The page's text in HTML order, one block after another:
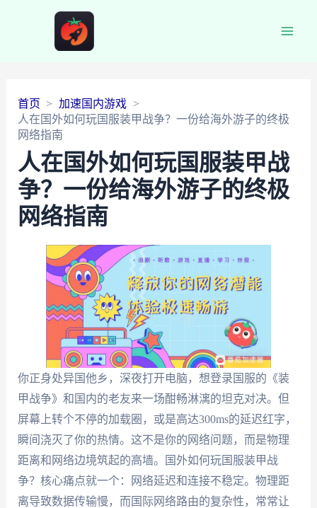
首页
加速国内游戏
人在国外如何玩国服装甲战争？一份给海外游子的终极
网络指南
人在国外如何玩国服装甲战
争？一份给海外游子的终极
网络指南
你正身处异国他乡，深夜打开电脑，想登录国服的《装
甲战争》和国内的老友来一场酣畅淋漓的坦克对决。但
屏幕上转个不停的加载圈，或是高达300ms的延迟红字，
瞬间浇灭了你的热情。这不是你的网络问题，而是物理
距离和网络边境筑起的高墙。国外如何玩国服装甲战
争？核心痛点就一个：网络延迟和连接不稳定。物理距
离导致数据传输慢，而国际网络路由的复杂性，常常让